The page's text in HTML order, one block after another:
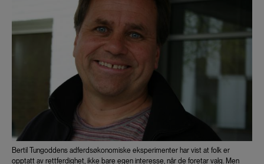
Bertil Tungoddens adferdsøkonomiske eksperimenter har vist at folk er
opptatt av rettferdighet, ikke bare egen interesse, når de foretar valg. Men